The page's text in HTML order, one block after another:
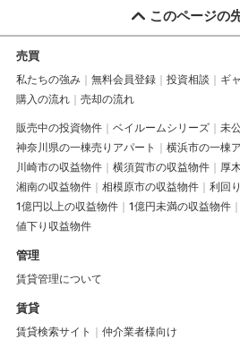
このページの
売買
私たちの強み 無料会員登録 投資相談 ギ
購入の流れ
売却の流れ
販売中の投資物件 ベイルームシリーズ
未
神奈川県の一棟売りアパート
横浜市の一棟
川崎市の収益物件
横須賀市の収益物件
厚
湘南の収益物件
相模原市の収益物件
利回
1億円以上の収益物件
1億円未満の収益物件
値下り収益物件
管理
賃貸管理について
賃貸
賃貸検索サイト 仲介業者様向け